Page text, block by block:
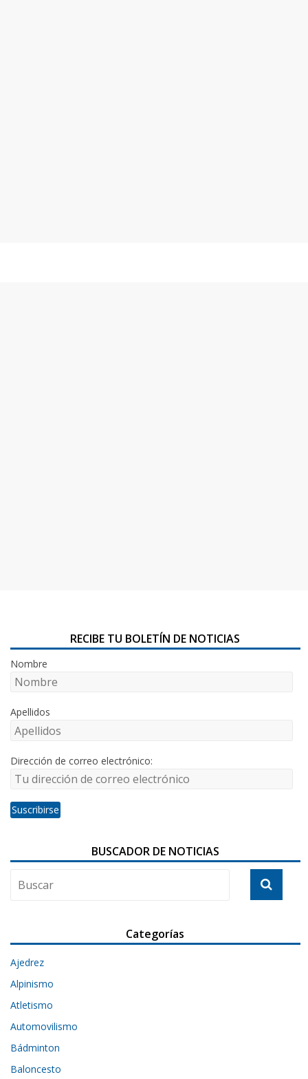
RECIBE TU BOLETÍN DE NOTICIAS
Nombre
Apellidos
Dirección de correo electrónico:
BUSCADOR DE NOTICIAS
Categorías
Ajedrez
Alpinismo
Atletismo
Automovilismo
Bádminton
Baloncesto